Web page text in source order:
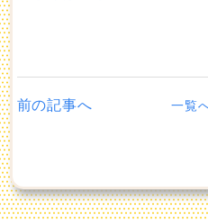
前の記事へ 一覧